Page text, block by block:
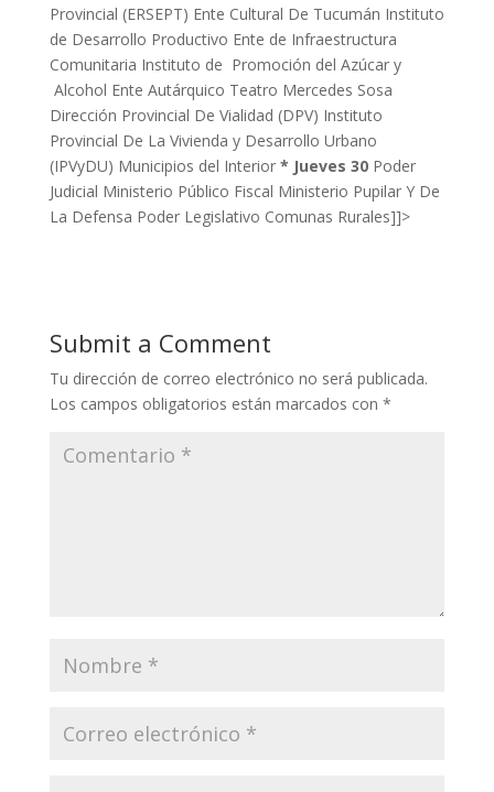
Provincial (ERSEPT) Ente Cultural De Tucumán Instituto
de Desarrollo Productivo Ente de Infraestructura
Comunitaria Instituto de Promoción del Azúcar y
Alcohol Ente Autárquico Teatro Mercedes Sosa
Dirección Provincial De Vialidad (DPV) Instituto
Provincial De La Vivienda y Desarrollo Urbano
(IPVyDU) Municipios del Interior * Jueves 30Poder
Judicial Ministerio Público Fiscal Ministerio Pupilar Y De
La Defensa Poder Legislativo Comunas Rurales]]>
Submit a Comment
Tu dirección de correo electrónico no será publicada.
Los campos obligatorios están marcados con *